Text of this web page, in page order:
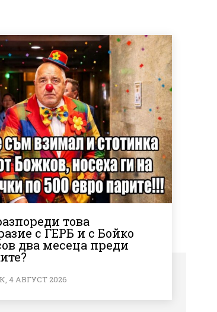
това
с ГЕРБ и с Бойко
два месеца преди
4 АВГУСТ 2026